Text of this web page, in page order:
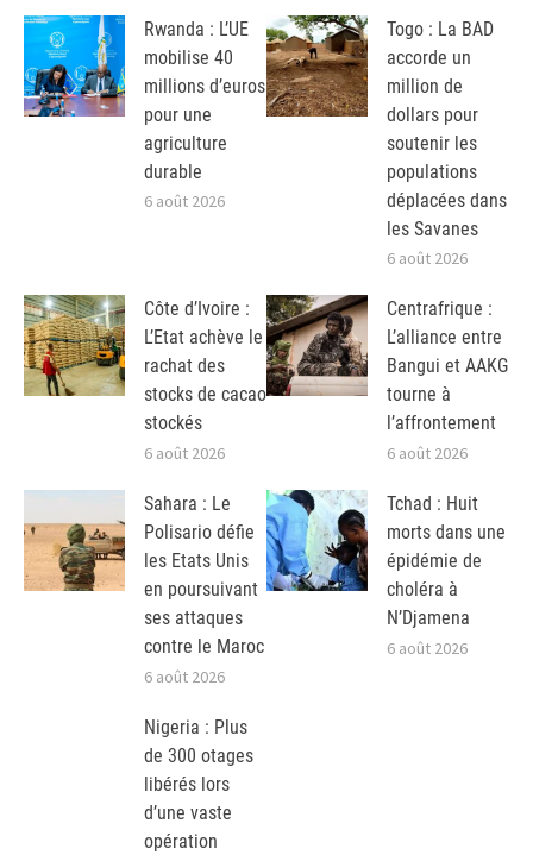
Rwanda : L’UE
mobilise 40
millions d’euros
pour une
agriculture
durable
6 août 2026
Togo : La BAD
accorde un
million de
dollars pour
soutenir les
populations
déplacées dans
les Savanes
6 août 2026
Côte d’Ivoire :
L’Etat achève le
rachat des
stocks de cacao
stockés
6 août 2026
Centrafrique :
L’alliance entre
Bangui et AAKG
tourne à
l’affrontement
6 août 2026
Sahara : Le
Polisario défie
les Etats Unis
en poursuivant
ses attaques
contre le Maroc
6 août 2026
Tchad : Huit
morts dans une
épidémie de
choléra à
N’Djamena
6 août 2026
Nigeria : Plus
de 300 otages
libérés lors
d’une vaste
opération